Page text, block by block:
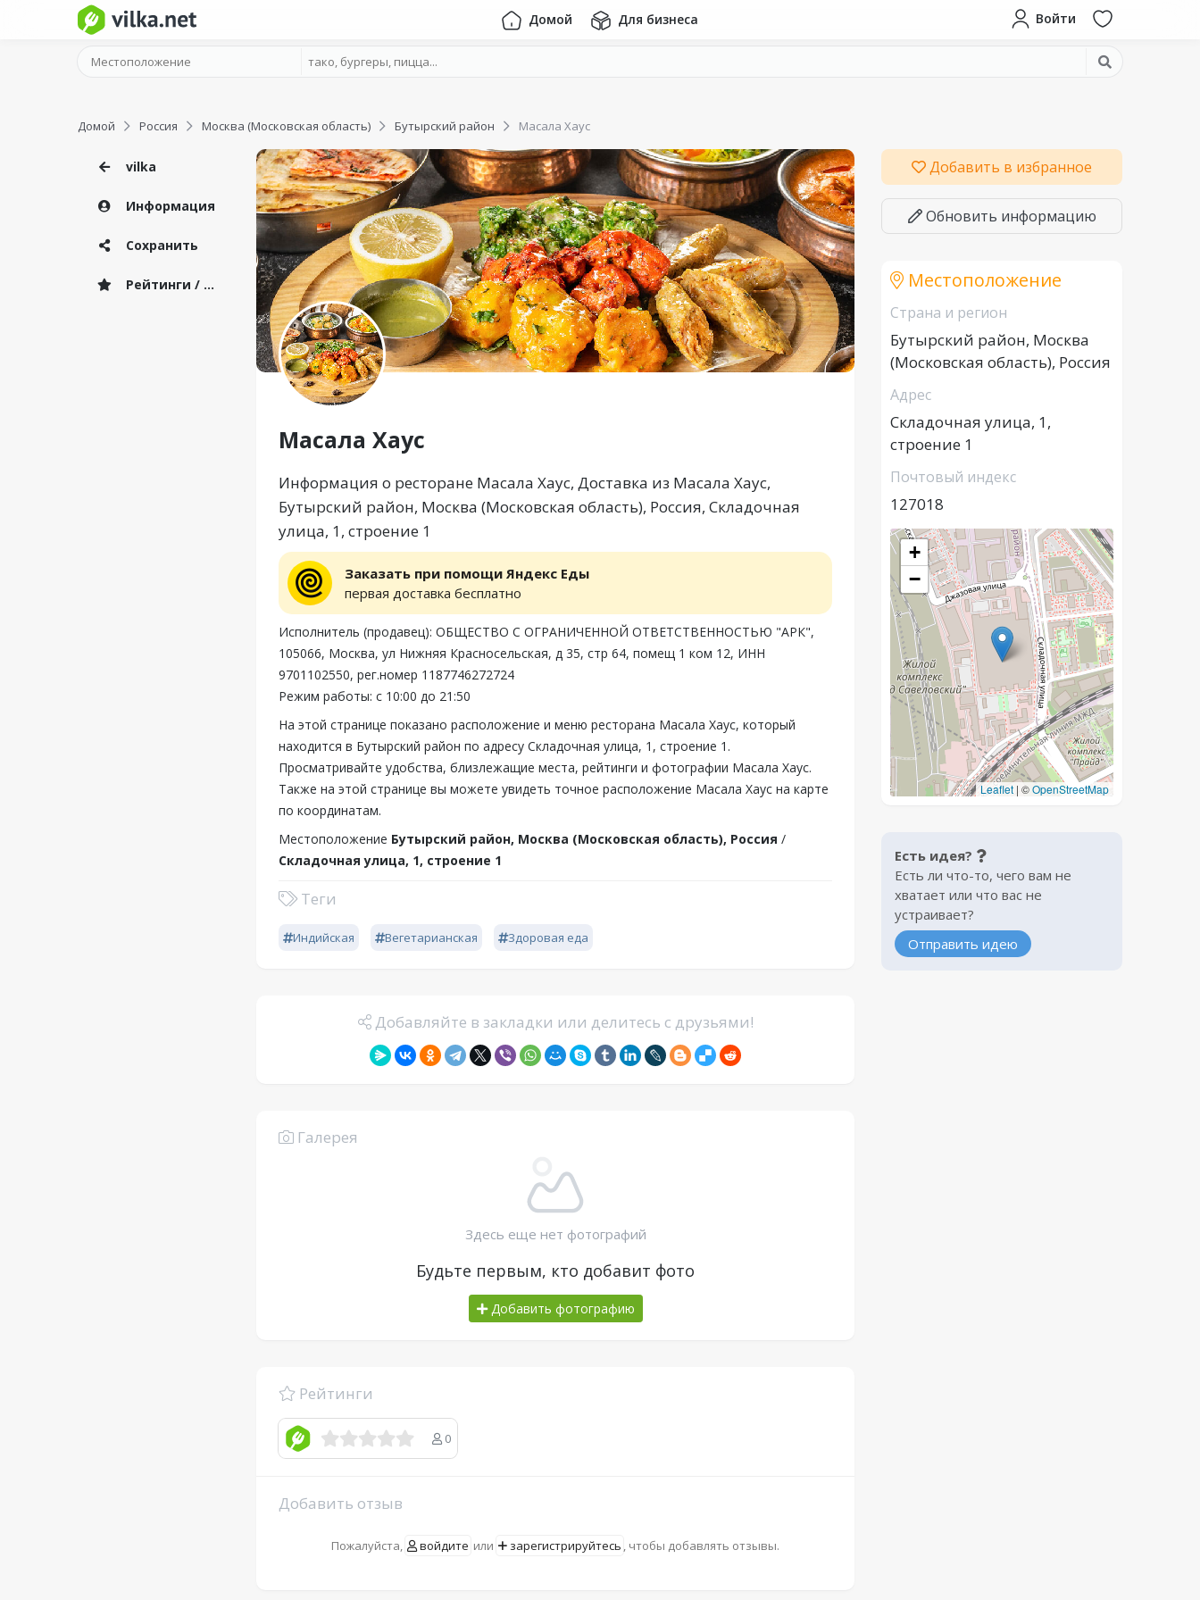
Домой Для бизнеса Войти
Домой Россия Москва (Московская область) Бутырский район Масала Хаус
vilka
Информация
Сохранить
Рейтинги / Отзывы
Масала Хаус
Информация о ресторане Масала Хаус, Доставка из Масала Хаус,
Бутырский район, Москва (Московская область), Россия, Складочная
улица, 1, строение 1
Заказать при помощи Яндекс Еды
первая доставка бесплатно
Исполнитель (продавец): ОБЩЕСТВО С ОГРАНИЧЕННОЙ ОТВЕТСТВЕННОСТЬЮ "АРК",
105066, Москва, ул Нижняя Красносельская, д 35, стр 64, помещ 1 ком 12, ИНН
9701102550, рег.номер 1187746272724
Режим работы: с 10:00 до 21:50
На этой странице показано расположение и меню ресторана Масала Хаус, который
находится в Бутырский район по адресу Складочная улица, 1, строение 1.
Просматривайте удобства, близлежащие места, рейтинги и фотографии Масала Хаус.
Также на этой странице вы можете увидеть точное расположение Масала Хаус на карте
по координатам.
Местоположение Бутырский район, Москва (Московская область), Россия /
Складочная улица, 1, строение 1
Теги
Индийская Вегетарианская Здоровая еда
Добавляйте в закладки или делитесь с друзьями!
Галерея
Здесь еще нет фотографий
Будьте первым, кто добавит фото
Добавить фотографию
Рейтинги
0
Добавить отзыв
Пожалуйста, войдите или зарегистрируйтесь , чтобы добавлять отзывы.
Добавить в избранное
Обновить информацию
Местоположение
Страна и регион
Бутырский район, Москва
(Московская область), Россия
Адрес
Складочная улица, 1,
строение 1
Почтовый индекс
127018
+
−
Leaflet | ©OpenStreetMap
Есть идея?
Есть ли что-то, чего вам не
хватает или что вас не
устраивает?
Отправить идею